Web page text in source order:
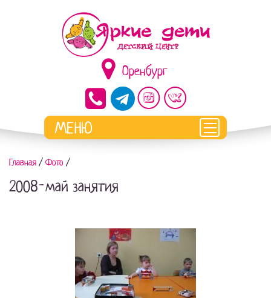
Оренбург
Главная / Фото /
2008-май занятия